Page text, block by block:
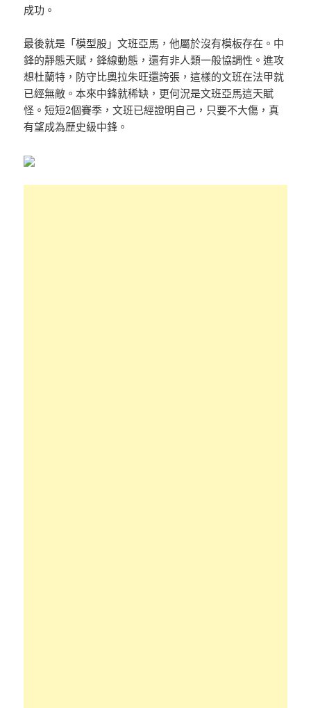
成功。
最後就是「模型股」文班亞馬，他屬於沒有模板存在。中
鋒的靜態天賦，鋒線動態，還有非人類一般協調性。進攻
想杜蘭特，防守比奧拉朱旺還誇張，這樣的文班在法甲就
已經無敵。本來中鋒就稀缺，更何況是文班亞馬這天賦
怪。短短2個賽季，文班已經證明自己，只要不大傷，真
有望成為歷史級中鋒。